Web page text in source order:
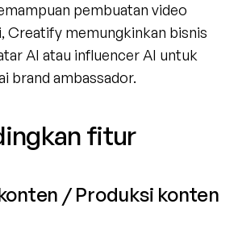
pembuatan video
Creatify memungkinkan bisnis
AI atau influencer AI untuk
brand ambassador.
fitur
/ Produksi konten